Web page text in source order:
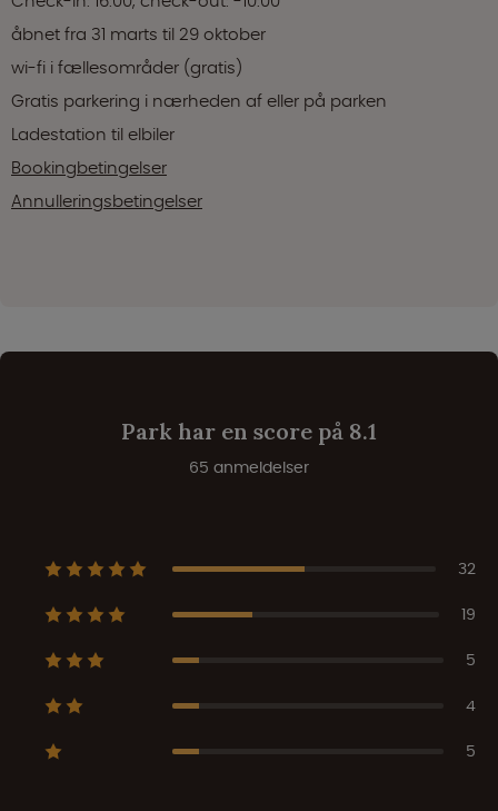
åbnet fra 31 marts til 29 oktober
wi-fi i fællesområder (gratis)
Gratis parkering i nærheden af eller på parken
Ladestation til elbiler
Bookingbetingelser
Annulleringsbetingelser
Park har en score på 8.1
65 anmeldelser
32
19
5
4
5